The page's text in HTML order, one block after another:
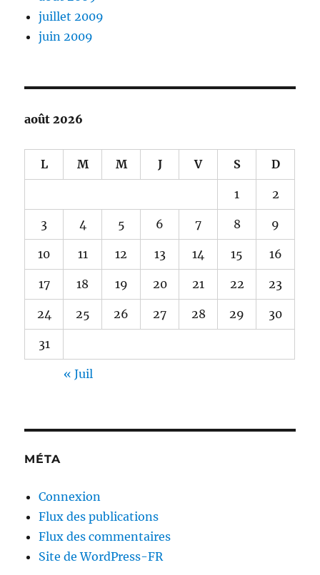
juillet 2009
juin 2009
août 2026
L M M J V S D
1 2
3 4 5 6 7 8 9
10 11 12 13 14 15 16
17 18 19 20 21 22 23
24 25 26 27 28 29 30
31
« Juil
MÉTA
Connexion
Flux des publications
Flux des commentaires
Site de WordPress-FR